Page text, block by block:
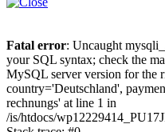
Fatal error: Uncaught
your SQL syntax; check the
MySQL server version for the
country='Deutschland',
rechnungs' at line 1 in
/is/htdocs/